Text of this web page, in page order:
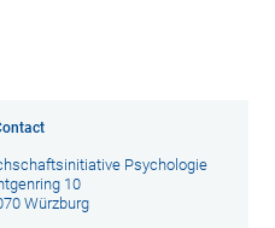
Psychologie
10
Würzburg